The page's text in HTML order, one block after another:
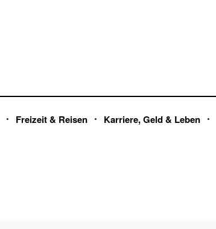
Freizeit & Reisen Karriere, Geld & Leben